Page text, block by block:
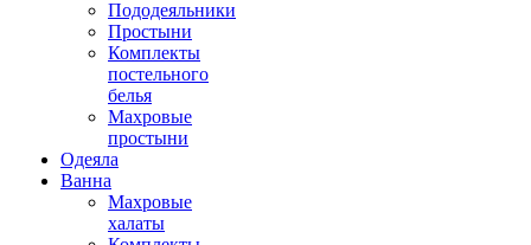
Пододеяльники
Простыни
Комплекты
постельного
белья
Махровые
простыни
Одеяла
Ванна
Махровые
халаты